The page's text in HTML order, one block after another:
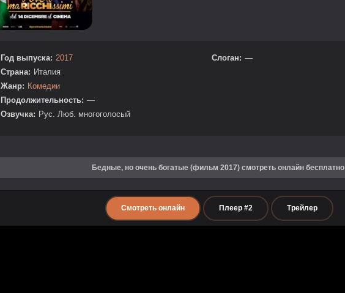
Год выпуска: 2017
Страна: Италия
Жанр: Комедии
Продолжительность: —
Озвучка: Рус. Люб. многоголосый
Слоган: —
Бедные, но очень богатые (фильм 2017) смотреть онлайн бесплатно
Смотреть онлайн Плеер #2 Трейлер